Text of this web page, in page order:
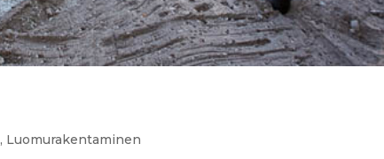
, Luomurakentaminen